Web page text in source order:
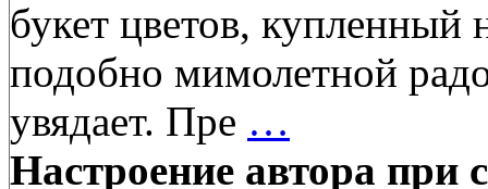
букет цветов,
подобно мимолетной
увядает. Пре …
Настроение автора при